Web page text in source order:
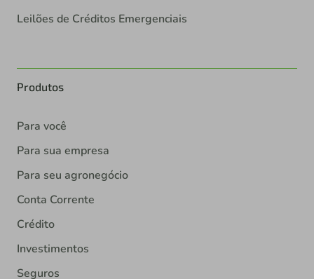
Leilões de Créditos Emergenciais
Produtos
Para você
Para sua empresa
Para seu agronegócio
Conta Corrente
Crédito
Investimentos
Seguros